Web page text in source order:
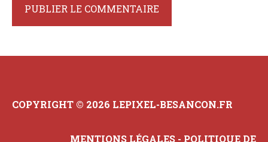
COPYRIGHT © 2026 LEPIXEL-BESANCON.FR
MENTIONS LÉGALES - POLITIQUE DE